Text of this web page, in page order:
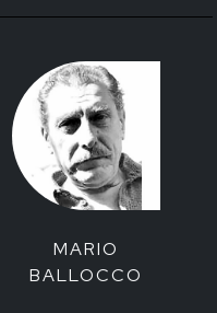
MARIO
BALLOCCO